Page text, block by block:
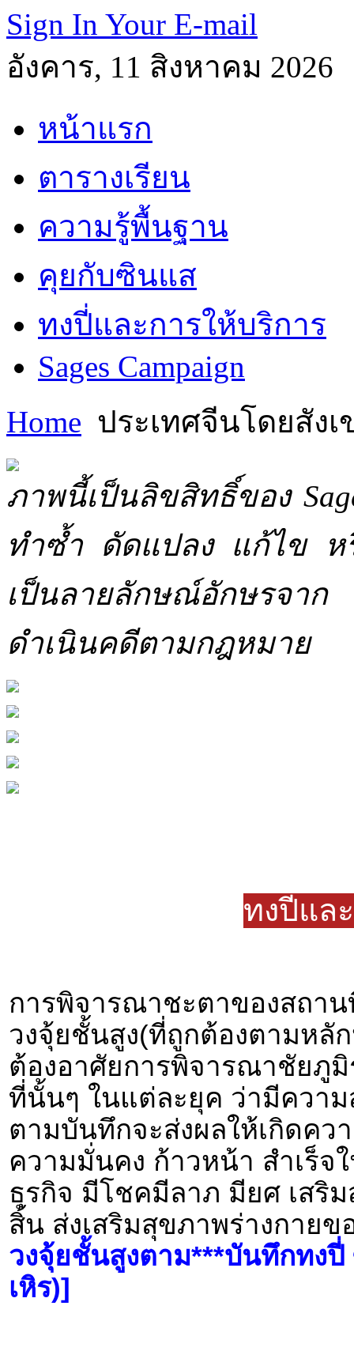
Sign In Your E-mail
อังคาร, 11 สิงหาคม 2026
หน้าแรก
ตารางเรียน
ความรู้พื้นฐาน
คุยกับซินแส
ทงปี่และการให้บริการ
Sages Campaign
Home ประเทศจีนโดยสังเ
ภาพนี้เป็นลิขสิทธิ์ของ
ทำซ้ำ ดัดแปลง แก้ไข ห
เป็นลายลักษณ์อักษรจาก
ดำเนินคดีตามกฎหมาย
ทงปี่แล
การพิจารณาชะตาของสถา
วงจุ้ยชั้นสูง(ที่ถูกต้องตามหลั
ต้องอาศัยการพิจารณาชัยภู
ที่นั้นๆ ในแต่ละยุค ว่ามีควา
ตามบันทึกจะส่งผลให้เกิดคว
ความมั่นคง ก้าวหน้า สำเร็จ
ธุรกิจ มีโชคมีลาภ มียศ เสริ
สิ้น ส่งเสริมสุขภาพร่างกาย
วงจุ้ยชั้นสูงตาม***บันทึกทง
เหิร)]